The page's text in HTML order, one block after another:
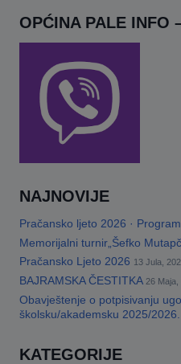
OPĆINA PALE INFO
NAJNOVIJE
Pračansko ljeto 2026 ·
Memorijalni turnir„Šefko
Pračansko Ljeto 2026 13 Jula,
BAJRAMSKA ČESTITKA 26 Maja,
Obavještenje o potpisivanju
školsku/akademsku 2025/
KATEGORIJE